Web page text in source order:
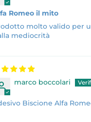
Romeo il mito
molto valido per
mediocrità
marco boccolari
Biscione Alfa